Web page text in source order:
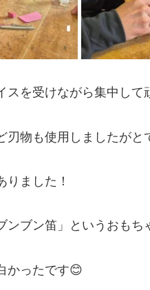
スを受けながら集中して
刃物も使用しましたがと
りました！
ンブン笛」というおもち
かったです😊